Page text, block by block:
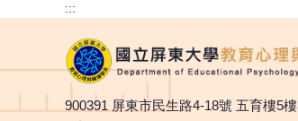
:::
900391 屏東市民生路4-18號 五育樓5樓